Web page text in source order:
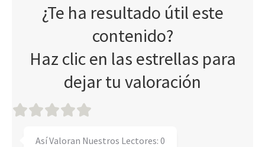
¿Te ha resultado útil este
contenido?
Haz clic en las estrellas para
dejar tu valoración
Así Valoran Nuestros Lectores: 0